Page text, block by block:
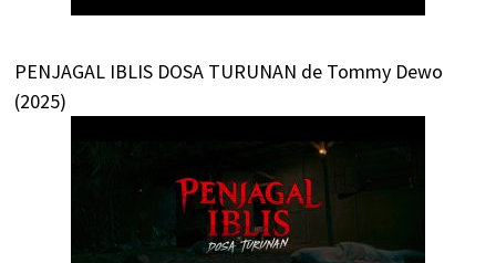
PENJAGAL IBLIS DOSA TURUNAN de Tommy Dewo
(2025)